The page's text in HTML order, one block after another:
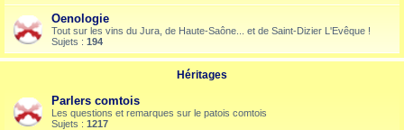
Oenologie
Tout sur les vins du Jura, de Haute-Saône... et de Saint-Dizier L'Evêque !
Sujets : 194
Héritages
Parlers comtois
Les questions et remarques sur le patois comtois
Sujets : 1217